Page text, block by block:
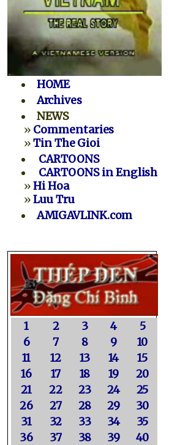
HOME
Archives
NEWS
» Commentaries
»Tin The Gioi
CARTOONS
CARTOONS in English
»Hi Hoa
»Luu Tru
AMIGAVLINK.com
1 2 3 4
5
6
7 8 9
10
11
12 13 14
15
16
17 18 19
20
21
22 23 24
25
26
27 28 29
30
31
32 33 34
35
36
37 38 39
40